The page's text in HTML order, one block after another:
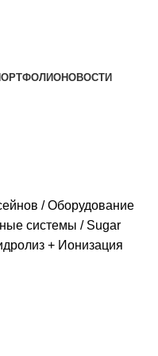
НОВОСТИ
Оборудование
системы
Sugar
+ Ионизация